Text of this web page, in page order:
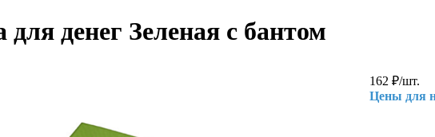
денег Зеленая с бантом
162₽/шт.
Цены для